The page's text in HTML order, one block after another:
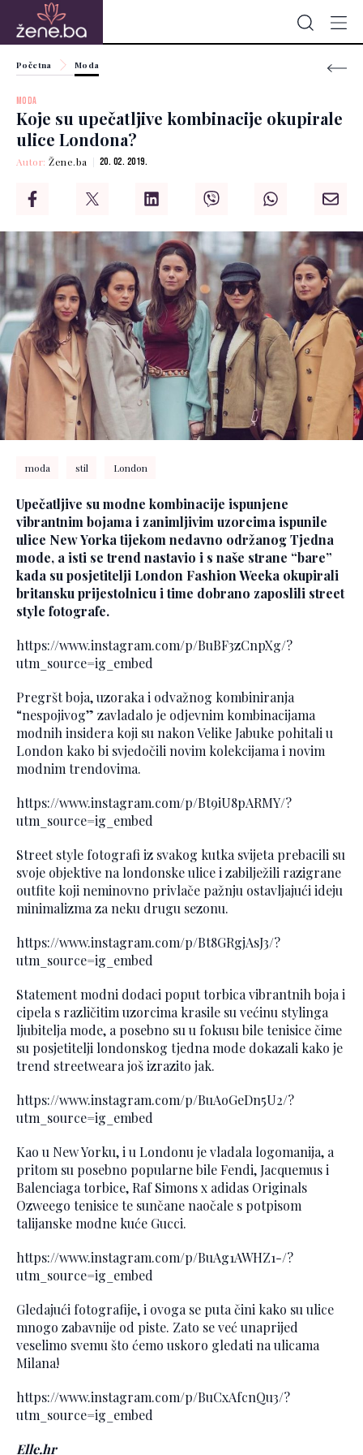
Početna Moda
MODA
Koje su upečatljive kombinacije okupirale
ulice Londona?
Autor:Žene.ba 20. 02. 2019.
moda stil London
Upečatljive su modne kombinacije ispunjene
vibrantnim bojama i zanimljivim uzorcima ispunile
ulice New Yorka tijekom nedavno održanog Tjedna
mode, a isti se trend nastavio i s naše strane “bare”
kada su posjetitelji London Fashion Weeka okupirali
britansku prijestolnicu i time dobrano zaposlili street
style fotografe.
https://www.instagram.com/p/BuBF3zCnpXg/?
utm_source=ig_embed
Pregršt boja, uzoraka i odvažnog kombiniranja
“nespojivog” zavladalo je odjevnim kombinacijama
modnih insidera koji su nakon Velike Jabuke pohitali u
London kako bi svjedočili novim kolekcijama i novim
modnim trendovima.
https://www.instagram.com/p/Bt9iU8pARMY/?
utm_source=ig_embed
Street style fotografi iz svakog kutka svijeta prebacili su
svoje objektive na londonske ulice i zabilježili razigrane
outfite koji neminovno privlače pažnju ostavljajući ideju
minimalizma za neku drugu sezonu.
https://www.instagram.com/p/Bt8GRgjAsJ3/?
utm_source=ig_embed
Statement modni dodaci poput torbica vibrantnih boja i
cipela s različitim uzorcima krasile su većinu stylinga
ljubitelja mode, a posebno su u fokusu bile tenisice čime
su posjetitelji londonskog tjedna mode dokazali kako je
trend streetweara još izrazito jak.
https://www.instagram.com/p/BuAoGeDn5U2/?
utm_source=ig_embed
Kao u New Yorku, i u Londonu je vladala logomanija, a
pritom su posebno popularne bile Fendi, Jacquemus i
Balenciaga torbice, Raf Simons x adidas Originals
Ozweego tenisice te sunčane naočale s potpisom
talijanske modne kuće Gucci.
https://www.instagram.com/p/BuAg1AWHZ1-/?
utm_source=ig_embed
Gledajući fotografije, i ovoga se puta čini kako su ulice
mnogo zabavnije od piste. Zato se već unaprijed
veselimo svemu što ćemo uskoro gledati na ulicama
Milana!
https://www.instagram.com/p/BuCxAfcnQu3/?
utm_source=ig_embed
Elle.hr